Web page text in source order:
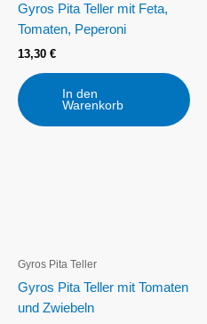
Gyros Pita Teller mit Feta,
Tomaten, Peperoni
13,30 €
In den
Warenkorb
Gyros Pita Teller
Gyros Pita Teller mit Tomaten
und Zwiebeln